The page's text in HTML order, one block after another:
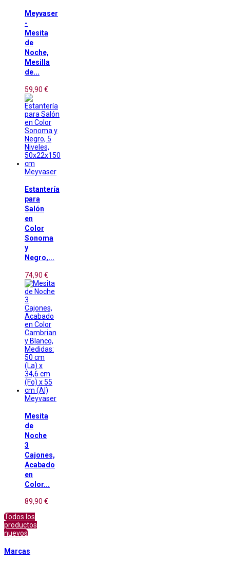
Meyvaser
-
Mesita
de
Noche,
Mesilla
de...
59,90 €
Meyvaser
Estantería
para
Salón
en
Color
Sonoma
y
Negro,...
74,90 €
Meyvaser
Mesita
de
Noche
3
Cajones,
Acabado
en
Color...
89,90 €
Todos los
productos
nuevos
Marcas